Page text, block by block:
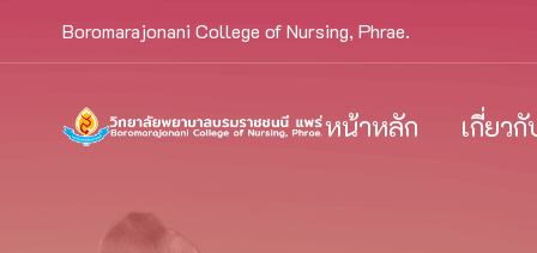
Boromarajonani College of Nursing, Phrae.
หน้าหลัก เกี่ยว